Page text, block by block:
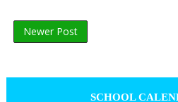
Newer Post
SCHOOL